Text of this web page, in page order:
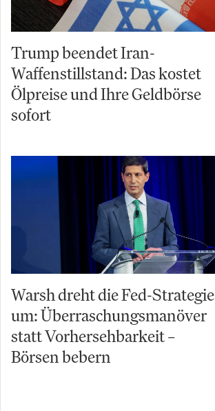
Trump beendet Iran-
Waffenstillstand: Das kostet
Ölpreise und Ihre Geldbörse
sofort
Warsh dreht die Fed-Strategie
um: Überraschungsmanöver
statt Vorhersehbarkeit –
Börsen bebern